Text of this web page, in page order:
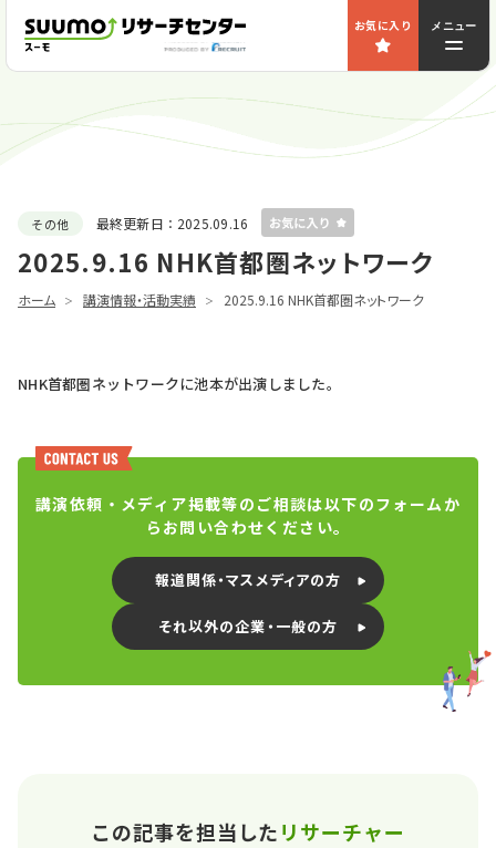
お気に入り メニュー
その他 最終更新日： 2025.09.16
2025.9.16 NHK首都圏ネットワーク
ホーム 講演情報・活動実績 2025.9.16 NHK首都圏ネットワーク
NHK首都圏ネットワークに池本が出演しました。
講演依頼・メディア掲載等のご相談は以下のフォームか
らお問い合わせください。
報道関係・マスメディアの方
それ以外の企業・一般の方
この記事を担当したリサーチャー